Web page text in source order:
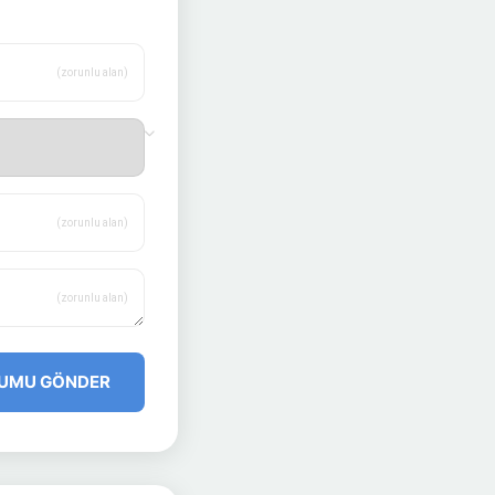
(zorunlu alan)
(zorunlu alan)
(zorunlu alan)
GÖNDER